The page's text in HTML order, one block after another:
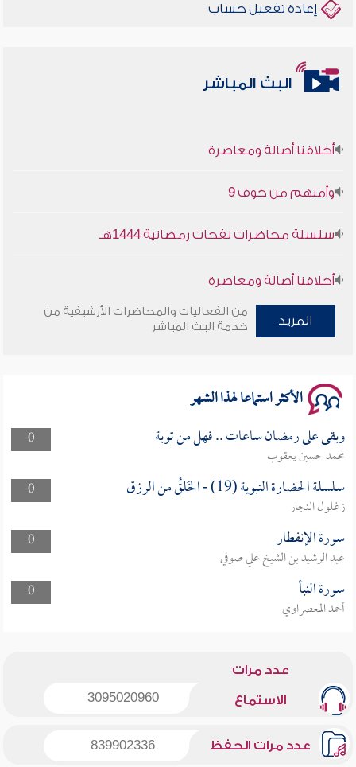
إعادة تفعيل حساب
البث المباشر
أخلاقنا أصالة ومعاصرة
وأمنهم من خوف 9
سلسلة محاضرات نفحات رمضانية 1444هـ
أخلاقنا أصالة ومعاصرة
وأمنهم من خوف 9
المزيد
من الفعاليات والمحاضرات الأرشيفية من
خدمة البث المباشر
الأكثر استماعا لهذا الشهر
0 وبقى على رمضان ساعات .. فهل من توبة
محمد حسين يعقوب
0
سلسلة الحضارة النبوية (19) - الخَلقُ من الرزق
زغلول النجار
0
سورة الإنفطار
عبد الرشيد بن الشيخ علي صوفي
0
سورة النبأ
أحمد المعصراوي
عدد مرات
الاستماع 3095020960
عدد مرات الحفظ 839902336